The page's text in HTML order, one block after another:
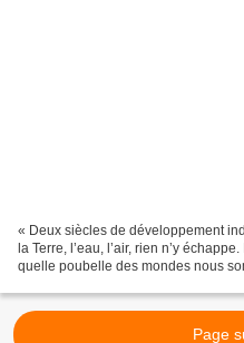
« Deux siècles de développement
la Terre, l’eau, l’air, rien n’y
quelle poubelle des mondes nous
Page